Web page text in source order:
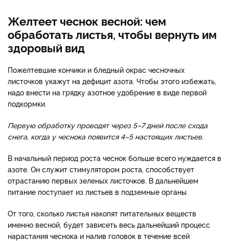
Желтеет чеснок весной: чем
обработать листья, чтобы вернуть им
здоровый вид
Пожелтевшие кончики и бледный окрас чесночных
листочков укажут на дефицит азота. Чтобы этого избежать,
надо внести на грядку азотное удобрение в виде первой
подкормки.
Первую обработку проводят через 5–7 дней после схода
снега, когда у чеснока появится 4–5 настоящих листьев.
В начальный период роста чеснок больше всего нуждается в
азоте. Он служит стимулятором роста, способствует
отрастанию первых зеленых листочков. В дальнейшем
питание поступает из листьев в подземные органы.
От того, сколько листья накопят питательных веществ
именно весной, будет зависеть весь дальнейший процесс
нарастания чеснока и налив головок в течение всей